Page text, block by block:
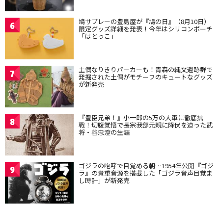
6 鳩サブレーの豊島屋が『鳩の日』（8月10日）
限定グッズ詳細を発表！今年はシリコンポーチ
「はとっこ」
7 土偶なりきりパーカーも！青森の縄文遺跡群で
発掘された土偶がモチーフのキュートなグッズ
が新発売
8 『豊臣兄弟！』小一郎の5万の大軍に徹底抗
戦！切腹覚悟で長宗我部元親に降伏を迫った武
将・谷忠澄の生涯
9 ゴジラの咆哮で目覚める朝…1954年公開『ゴジ
ラ』の貴重音源を搭載した「ゴジラ音声目覚ま
し時計」が新発売